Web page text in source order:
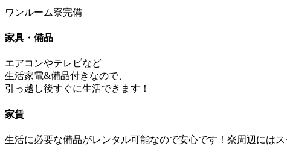
ワンルーム寮完備
家具・備品
エアコンやテレビなど
生活家電&備品付きなので、
引っ越し後すぐに生活できます！
家賃
生活に必要な備品がレンタル可能なので安心です！寮周辺には